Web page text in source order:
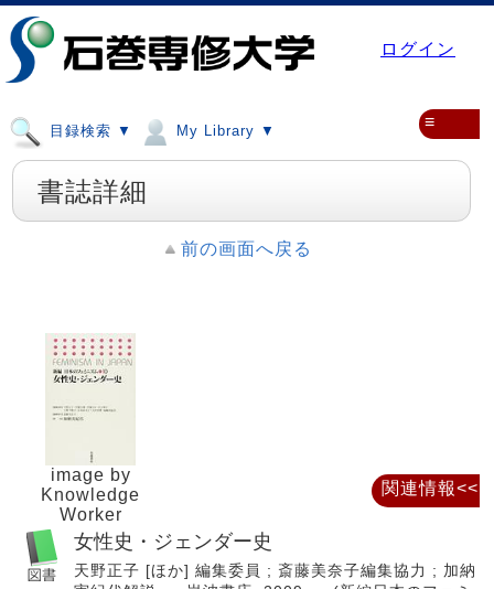
ログイン
目録検索 ▼ My Library ▼ ≡
書誌詳細
前の画面へ戻る
image by
Knowledge
Worker
女性史・ジェンダー史
天野正子 [ほか] 編集委員 ; 斎藤美奈子編集協力 ; 加納
関連情報<<